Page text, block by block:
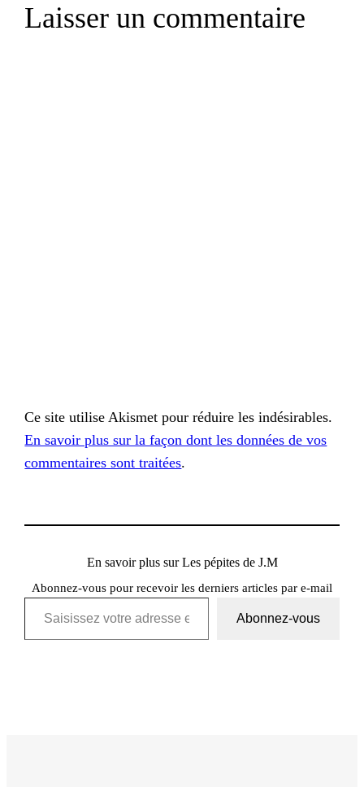
Laisser un commentaire
Ce site utilise Akismet pour réduire les indésirables.
En savoir plus sur la façon dont les données de vos
commentaires sont traitées.
En savoir plus sur Les pépites de J.M
Abonnez-vous pour recevoir les derniers articles par e-mail
Saisissez votre adresse e-mail…
Abonnez-vous